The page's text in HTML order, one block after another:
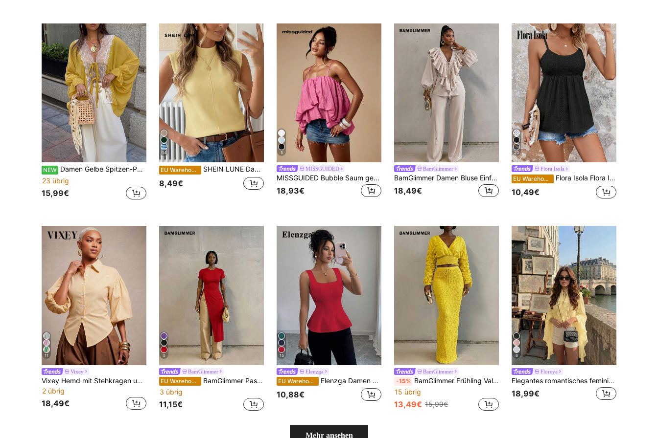
NEW Damen Gelbe Spitzen-Patchwork Bluse mit Bindung vorne, Rüschen-Auslauf-Manschetten, lockere Fledermausärmel Strickjacke, lässige tägliche Chiffon Oberbekleidung
23 übrig
15,99€
14
EU Warehouse SHEIN LUNE Damen ärmelloses Lässig Minimalist Fashion Top mit U-Ausschnitt
8,49€
5
MISSGUIDED
MISSGUIDED Bubble Saum gestuftes Träger Top mit mehrlagigen Rüschen und Spaghettiträgern für den Sommer Lässig Tragen
18,93€
BamGlimmer
BamGlimmer Damen Bluse Einfarbig mit Patchwork, Rüschen, Frontschleife und Laternenärmeln
18,49€
20
Flora Isola
EU Warehouse Flora Isola Flora Isola Urlaubs-Lässig vielseitiges einfarbiges Trägerhemd
10,49€
11
Vixey
Vixey Hemd mit Stehkragen und Selbstbindung, langärmlig
2 übrig
18,49€
5
BamGlimmer
EU Warehouse
BamGlimmer Pastell Sommer Chic Sexy Minimalistisch Eigenwillig Golf Ausgehen Nachtausgehen Damen T-Shirt Seitenschlitz Bindung Neues Design Modisch Lässig Valentinstag Rot
3 übrig
11,15€
15
Elenzga
EU Warehouse Elenzga Damen elegante ärmellose Bluse mit Quadratausschnitt, geeignet für Büro, Pendeln, Nachmittagstee, Party, Urlaub, Lässig Kleidung Elegante Outfits für Damen Damen Korsett-Top Körperformende Tops für Damen
10,88€
BamGlimmer
-15% BamGlimmer Frühling Valentinstag Neujahr Feiertag Neues Design Oversized Langarm V-Ausschnitt Taillengegurtetes Figurbetontes Damen Hemd, modischer tropischer Urlaubs Hip-Hop Lässig Stil, geeignet für Reisen, Alltag, Schule, Partys
15 übrig
13,49€ 15,99€
6
Floreya
Elegantes romantisches feminines Mode Top mit hohem Kragen und Rüschen für Alltag, Date und Urlaub, elegante Damen-Oberteile, elegante Damen, Urlaub Gelb Herbst
18,99€
Mehr ansehen